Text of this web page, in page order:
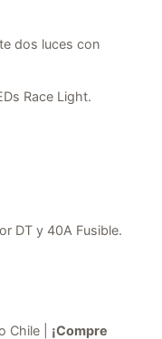
dos luces con
Race Light.
DT y 40A Fusible.
Chile | ¡Compre